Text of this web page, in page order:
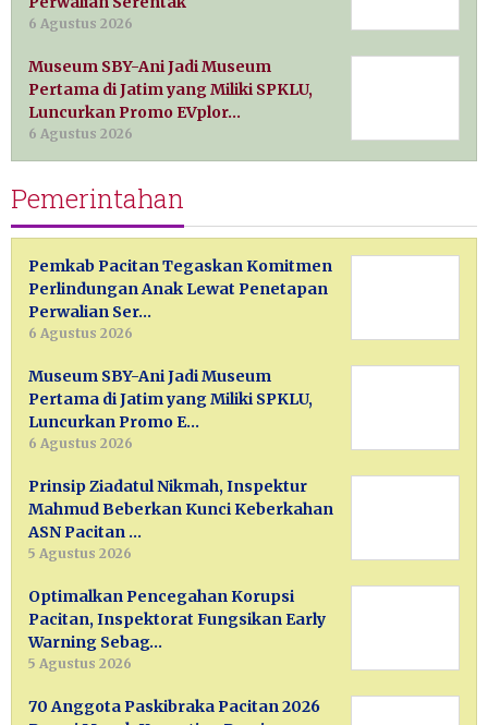
6 Agustus 2026
Museum SBY-Ani Jadi Museum
Pertama di Jatim yang Miliki SPKLU,
Luncurkan Promo EVplor…
6 Agustus 2026
Pemerintahan
Pemkab Pacitan Tegaskan Komitmen
Perlindungan Anak Lewat Penetapan
Perwalian Ser…
6 Agustus 2026
Museum SBY-Ani Jadi Museum
Pertama di Jatim yang Miliki SPKLU,
Luncurkan Promo E…
6 Agustus 2026
Prinsip Ziadatul Nikmah, Inspektur
Mahmud Beberkan Kunci Keberkahan
ASN Pacitan …
5 Agustus 2026
Optimalkan Pencegahan Korupsi
Pacitan, Inspektorat Fungsikan Early
Warning Sebag…
5 Agustus 2026
70 Anggota Paskibraka Pacitan 2026